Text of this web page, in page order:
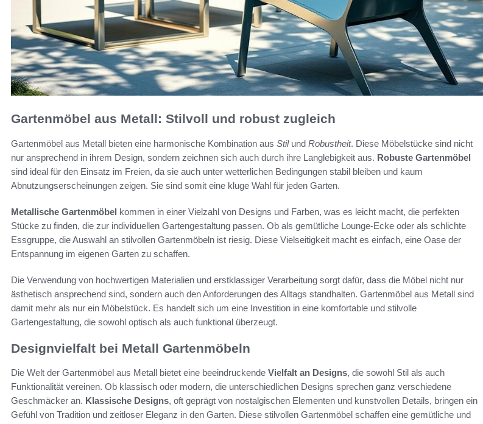
Gartenmöbel aus Metall: Stilvoll und robust zugleich
Gartenmöbel aus Metall bieten eine harmonische Kombination aus Stilund Robustheit. Diese Möbelstücke sind nicht
nur ansprechend in ihrem Design, sondern zeichnen sich auch durch ihre Langlebigkeit aus. Robuste Gartenmöbel
sind ideal für den Einsatz im Freien, da sie auch unter wetterlichen Bedingungen stabil bleiben und kaum
Abnutzungserscheinungen zeigen. Sie sind somit eine kluge Wahl für jeden Garten.
Metallische Gartenmöbel kommen in einer Vielzahl von Designs und Farben, was es leicht macht, die perfekten
Stücke zu finden, die zur individuellen Gartengestaltung passen. Ob als gemütliche Lounge-Ecke oder als schlichte
Essgruppe, die Auswahl an stilvollen Gartenmöbeln ist riesig. Diese Vielseitigkeit macht es einfach, eine Oase der
Entspannung im eigenen Garten zu schaffen.
Die Verwendung von hochwertigen Materialien und erstklassiger Verarbeitung sorgt dafür, dass die Möbel nicht nur
ästhetisch ansprechend sind, sondern auch den Anforderungen des Alltags standhalten. Gartenmöbel aus Metall sind
damit mehr als nur ein Möbelstück. Es handelt sich um eine Investition in eine komfortable und stilvolle
Gartengestaltung, die sowohl optisch als auch funktional überzeugt.
Designvielfalt bei Metall Gartenmöbeln
Die Welt der Gartenmöbel aus Metall bietet eine beeindruckende Vielfalt an Designs, die sowohl Stil als auch
Funktionalität vereinen. Ob klassisch oder modern, die unterschiedlichen Designs sprechen ganz verschiedene
Geschmäcker an. Klassische Designs, oft geprägt von nostalgischen Elementen und kunstvollen Details, bringen ein
Gefühl von Tradition und zeitloser Eleganz in den Garten. Diese stilvollen Gartenmöbel schaffen eine gemütliche und